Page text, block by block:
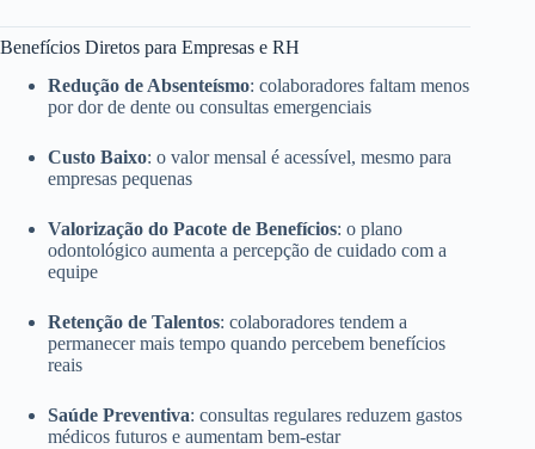
Benefícios Diretos para Empresas e RH
Redução de Absenteísmo: colaboradores faltam menos
por dor de dente ou consultas emergenciais
Custo Baixo: o valor mensal é acessível, mesmo para
empresas pequenas
Valorização do Pacote de Benefícios: o plano
odontológico aumenta a percepção de cuidado com a
equipe
Retenção de Talentos: colaboradores tendem a
permanecer mais tempo quando percebem benefícios
reais
Saúde Preventiva: consultas regulares reduzem gastos
médicos futuros e aumentam bem-estar